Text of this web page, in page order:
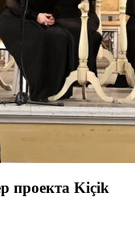
проекта Kiçik